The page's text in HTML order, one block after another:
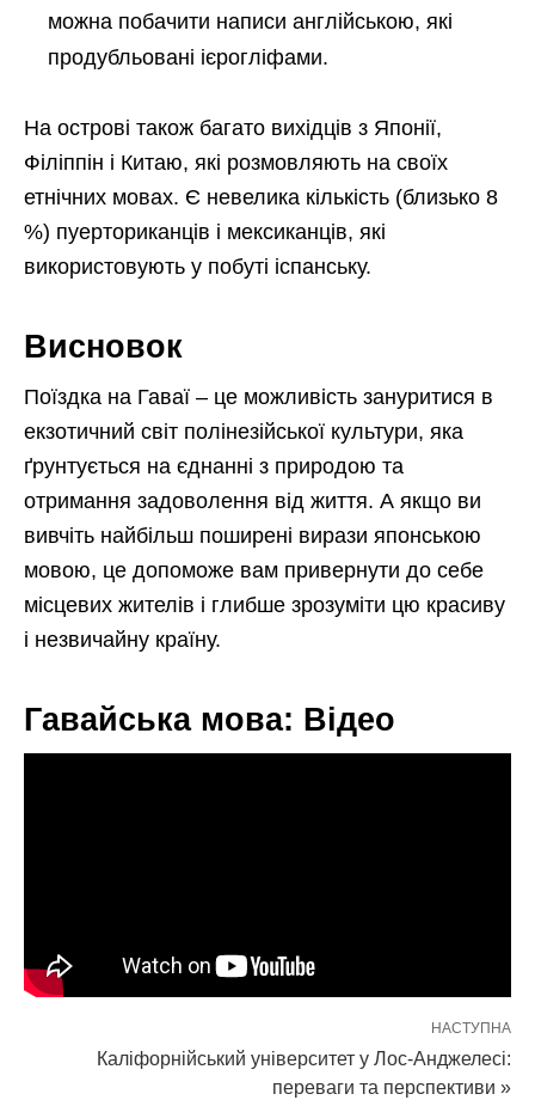
можна побачити написи англійською, які
продубльовані ієрогліфами.
На острові також багато вихідців з Японії,
Філіппін і Китаю, які розмовляють на своїх
етнічних мовах. Є невелика кількість (близько 8
%) пуерториканців і мексиканців, які
використовують у побуті іспанську.
Висновок
Поїздка на Гаваї – це можливість зануритися в
екзотичний світ полінезійської культури, яка
ґрунтується на єднанні з природою та
отримання задоволення від життя. А якщо ви
вивчіть найбільш поширені вирази японською
мовою, це допоможе вам привернути до себе
місцевих жителів і глибше зрозуміти цю красиву
і незвичайну країну.
Гавайська мова: Відео
НАСТУПНА
Каліфорнійський університет у Лос-Анджелесі:
переваги та перспективи »